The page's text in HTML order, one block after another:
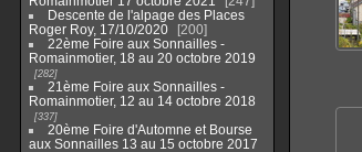
Descente de l'alpage des Places
Roger Roy, 17/10/2020
200
22ème Foire aux Sonnailles -
Romainmotier, 18 au 20 octobre 2019
282
21ème Foire aux Sonnailles -
Romainmotier, 12 au 14 octobre 2018
337
20ème Foire d'Automne et Bourse
aux Sonnailles 13 au 15 octobre 2017